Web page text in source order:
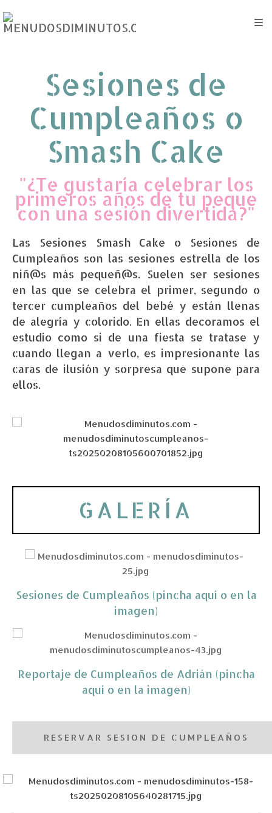
Sesiones de
Cumpleaños o
Smash Cake
"¿Te gustaría celebrar los
primeros años de tu peque
con una sesión divertida?"
Las Sesiones Smash Cake o Sesiones de
Cumpleaños son las sesiones estrella de los
niñ@s más pequeñ@s. Suelen ser sesiones
en las que se celebra el primer, segundo o
tercer cumpleaños del bebé y están llenas
de alegría y colorido. En ellas decoramos el
estudio como si de una fiesta se tratase y
cuando llegan a verlo, es impresionante las
caras de ilusión y sorpresa que supone para
ellos.
GALERÍA
Sesiones de Cumpleaños (pincha aquí o en la
imagen)
Reportaje de Cumpleaños de Adrián (pincha
aquí o en la imagen)
RESERVAR SESION DE CUMPLEAÑOS